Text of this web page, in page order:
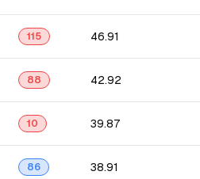
115 46.91
88 42.92
10 39.87
86 38.91